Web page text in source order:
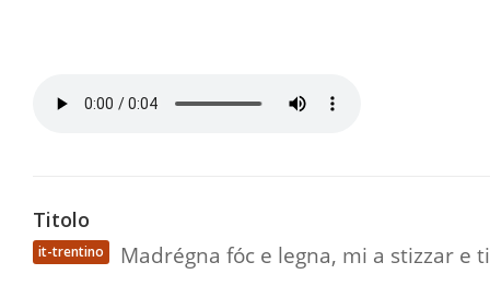
Titolo
it-trentino Madrégna fóc e legna, mi a stizzar e